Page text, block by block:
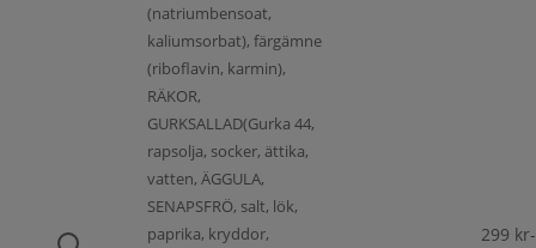
(natriumbensoat,
kaliumsorbat), färgämne
(riboflavin, karmin),
RÄKOR,
GURKSALLAD(Gurka 44,
rapsolja, socker, ättika,
vatten, ÄGGULA,
SENAPSFRÖ, salt, lök,
paprika, kryddor,
299 kr-